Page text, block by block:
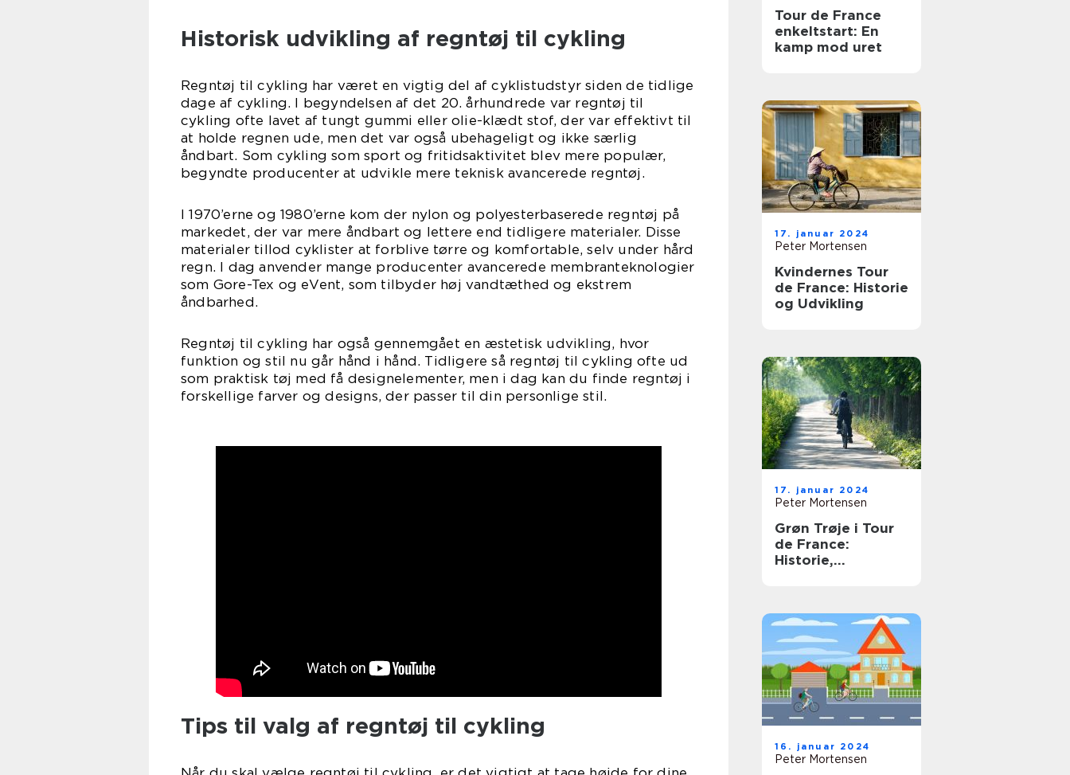
Historisk udvikling af regntøj til cykling
Regntøj til cykling har været en vigtig del af cyklistudstyr siden de tidlige
dage af cykling. I begyndelsen af det 20. århundrede var regntøj til
cykling ofte lavet af tungt gummi eller olie-klædt stof, der var effektivt til
at holde regnen ude, men det var også ubehageligt og ikke særlig
åndbart. Som cykling som sport og fritidsaktivitet blev mere populær,
begyndte producenter at udvikle mere teknisk avancerede regntøj.
I 1970’erne og 1980’erne kom der nylon og polyesterbaserede regntøj på
markedet, der var mere åndbart og lettere end tidligere materialer. Disse
materialer tillod cyklister at forblive tørre og komfortable, selv under hård
regn. I dag anvender mange producenter avancerede membranteknologier
som Gore-Tex og eVent, som tilbyder høj vandtæthed og ekstrem
åndbarhed.
Regntøj til cykling har også gennemgået en æstetisk udvikling, hvor
funktion og stil nu går hånd i hånd. Tidligere så regntøj til cykling ofte ud
som praktisk tøj med få designelementer, men i dag kan du finde regntøj i
forskellige farver og designs, der passer til din personlige stil.
Tips til valg af regntøj til cykling
Tour de France
enkeltstart: En
kamp mod uret
17. januar 2024
Peter Mortensen
Kvindernes Tour
de France: Historie
og Udvikling
17. januar 2024
Peter Mortensen
Grøn Trøje i Tour
de France:
Historie,
16. januar 2024
Peter Mortensen